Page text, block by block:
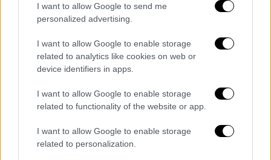
I want to allow Google to send me
personalized advertising.
I want to allow Google to enable storage
related to analytics like cookies on web or
device identifiers in apps.
I want to allow Google to enable storage
related to functionality of the website or app.
I want to allow Google to enable storage
related to personalization.
Κορονοϊός: Εκτίμηση ακόμα και για 25.000
κρούσματα τη μέρα - Πρόταση από
Σαρηγιάννη για να επιστρέψουν υποχρεωτικά
οι μάσκες
Billie Joe Armstrong: «Γ*** την Αμερική», ο
frontman των Green Day απαρνιέται την
Διαβάστε ακόμη